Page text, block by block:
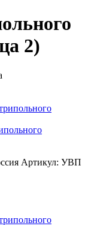
2)
Артикул: УВП